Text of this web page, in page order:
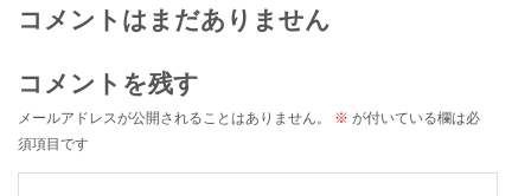
コメントはまだありません
コメントを残す
メールアドレスが公開されることはありません。 ※ が付いている欄は必
須項目です